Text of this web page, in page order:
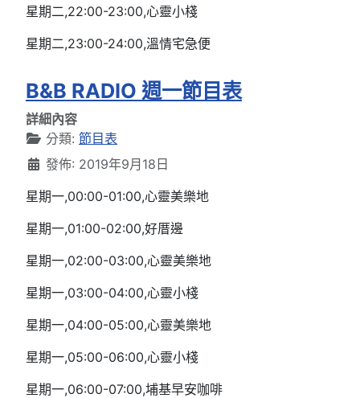
星期二,22:00-23:00,心靈小棧
星期二,23:00-24:00,溫情宅急便
B&B RADIO 週一節目表
詳細內容
分類: 節目表
發佈: 2019年9月18日
星期一,00:00-01:00,心靈美樂地
星期一,01:00-02:00,好厝邊
星期一,02:00-03:00,心靈美樂地
星期一,03:00-04:00,心靈小棧
星期一,04:00-05:00,心靈美樂地
星期一,05:00-06:00,心靈小棧
星期一,06:00-07:00,埔基早安咖啡